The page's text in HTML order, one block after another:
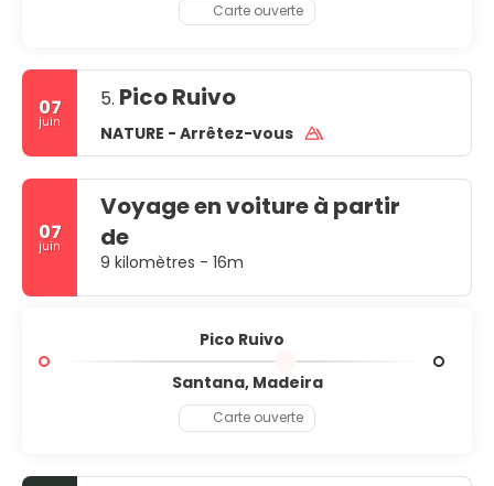
Carte ouverte
07
juin
5. Pico Ruivo
NATURE - Arrêtez-vous
07
juin
Voyage en voiture à partir
de
9 kilomètres - 16m
Pico Ruivo
Santana, Madeira
Carte ouverte